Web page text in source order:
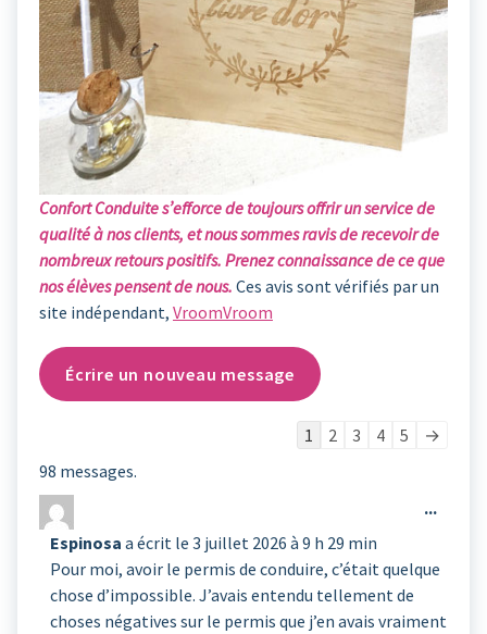
Confort Conduite s’efforce de toujours offrir un service de
qualité à nos clients, et nous sommes ravis de recevoir de
nombreux retours positifs. Prenez connaissance de ce que
nos élèves pensent de nous. Ces avis sont vérifiés par un
site indépendant, VroomVroom
Navigation
du
livre
d’or
1 2 3 4 5
→
98 messages.
Espinosa a écrit le 3 juillet 2026 à 9 h 29 min
Pour moi, avoir le permis de conduire, c’était quelque
chose d’impossible. J’avais entendu tellement de
choses négatives sur le permis que j’en avais vraiment
...